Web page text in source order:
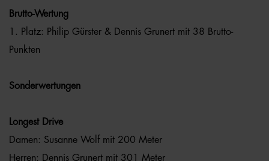
Brutto-Wertung
1. Platz: Philip Gürster & Dennis Grunert mit 38 Brutto-
Punkten
Sonderwertungen
Longest Drive
Damen: Susanne Wolf mit 200 Meter
Herren: Dennis Grunert mit 301 Meter